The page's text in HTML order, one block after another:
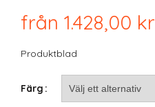
från 1.428,00 kr
Produktblad
Färg